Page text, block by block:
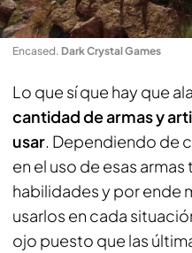
Encased. Dark Crystal Games
Lo que sí que hay que
cantidad de armas y
usar. Dependiendo de
en el uso de esas
habilidades y por ende
usarlos en cada
ojo puesto que las